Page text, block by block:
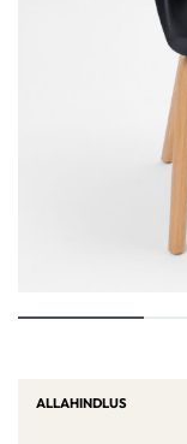
ALLAHINDLUS